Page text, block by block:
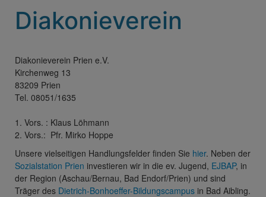
Diakonieverein
Diakonieverein Prien e.V.
Kirchenweg 13
83209 Prien
Tel. 08051/1635
1. Vors. : Klaus Löhmann
2. Vors.: Pfr. Mirko Hoppe
Unsere vielseitigen Handlungsfelder finden Sie hier. Neben der
Sozialstation Prien investieren wir in die ev. Jugend, EJBAP, in
der Region (Aschau/Bernau, Bad Endorf/Prien) und sind
Träger des Dietrich-Bonhoeffer-Bildungscampus in Bad Aibling.